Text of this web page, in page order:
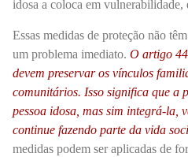
idosa a coloca em vulnerabilidade,
Essas medidas de proteção não
um problema imediato. O artigo
devem preservar os vínculos
comunitários. Isso significa que a
pessoa idosa, mas sim integrá-la,
continue fazendo parte da vida
medidas podem ser aplicadas de